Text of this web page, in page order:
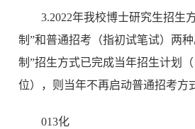
3.2022年我校博士研究生招生
制”和普通招考（指初试笔试）两
制”招生方式已完成当年招生计划
位），则当年不再启动普通招考方
013化